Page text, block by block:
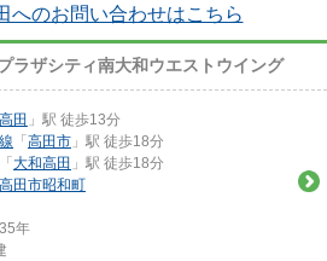
へのお問い合わせはこちら
ラザシティ南大和ウエストウイング
高田 」駅 徒歩13分
「 高田市 」駅 徒歩18分
「 大和高田 」駅 徒歩18分
田市昭和町
年